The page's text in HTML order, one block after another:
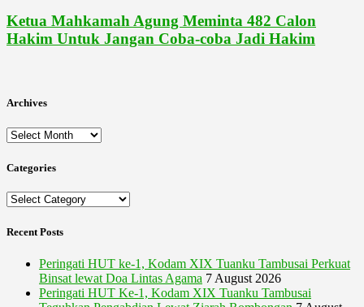
Ketua Mahkamah Agung Meminta 482 Calon
Hakim Untuk Jangan Coba-coba Jadi Hakim
Archives
Archives
Categories
Categories
Recent Posts
Peringati HUT ke-1, Kodam XIX Tuanku Tambusai Perkuat
Binsat lewat Doa Lintas Agama 7 August 2026
Peringati HUT Ke-1, Kodam XIX Tuanku Tambusai